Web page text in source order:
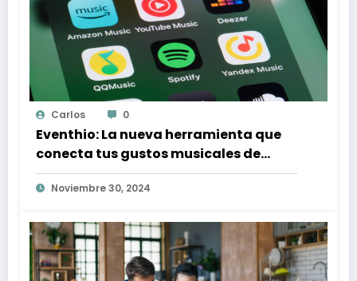
Carlos 0
Eventhio: La nueva herramienta que
conecta tus gustos musicales de
Spotify con conciertos en tu zona
Noviembre 30, 2024